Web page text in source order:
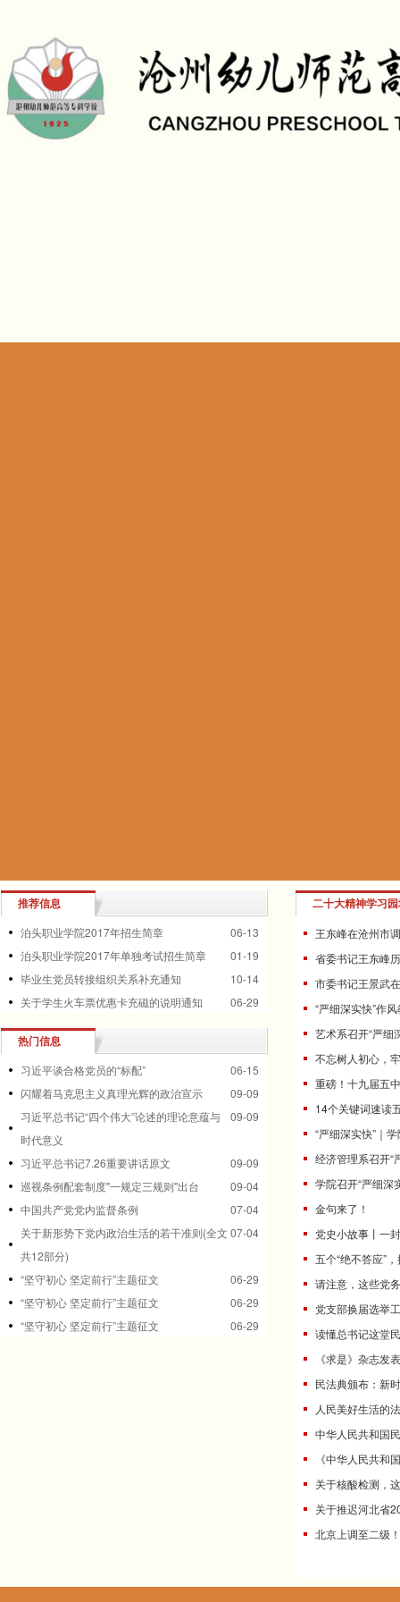
推荐信息
06-13
泊头职业学院2017年招生简章
01-19
泊头职业学院2017年单独考试招生简章
10-14
毕业生党员转接组织关系补充通知
06-29
关于学生火车票优惠卡充磁的说明通知
热门信息
06-15
习近平谈合格党员的“标配”
09-09
闪耀着马克思主义真理光辉的政治宣示
09-09
习近平总书记“四个伟大”论述的理论意蕴与
时代意义
09-09
习近平总书记7.26重要讲话原文
09-04
巡视条例配套制度"一规定三规则"出台
07-04
中国共产党党内监督条例
07-04
关于新形势下党内政治生活的若干准则(全文
共12部分)
06-29
“坚守初心 坚定前行”主题征文
06-29
“坚守初心 坚定前行”主题征文
06-29
“坚守初心 坚定前行”主题征文
二十大精神学习
王东峰在沧州市
省委书记王东峰
市委书记王景武
“严细深实快”作
艺术系召开“严细
不忘树人初心，
重磅！十九届五
14个关键词速读
“严细深实快”｜
经济管理系召开“
学院召开“严细深
金句来了！
党史小故事丨一
五个“绝不答应”
请注意，这些党
党支部换届选举
读懂总书记这堂
《求是》杂志发
民法典颁布：新
人民美好生活的
中华人民共和国
《中华人民共和
关于核酸检测，
关于推迟河北省
北京上调至二级